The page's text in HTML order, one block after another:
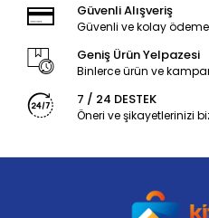
Güvenli Alışveriş
Güvenli ve kolay
Geniş Ürün Yelpazesi
Binlerce ürün ve
7 / 24 DESTEK
Öneri ve şikayetlerinizi